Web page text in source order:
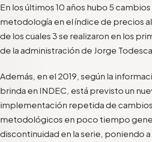
En los últimos 10 años hubo 5
metodología en el índice de precios
de los cuales 3 se realizaron en los
de la administración de Jorge
Además, en el 2019, según la
brinda en INDEC, está previsto un
implementación repetida de cambios
metodológicos en poco tiempo
discontinuidad en la serie, poniendo